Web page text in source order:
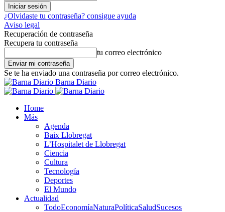
¿Olvidaste tu contraseña? consigue ayuda
Aviso legal
Recuperación de contraseña
Recupera tu contraseña
tu correo electrónico
Se te ha enviado una contraseña por correo electrónico.
Barna Diario
Home
Más
Agenda
Baix Llobregat
L’Hospitalet de Llobregat
Ciencia
Cultura
Tecnología
Deportes
El Mundo
Actualidad
TodoEconomíaNaturaPolíticaSaludSucesos